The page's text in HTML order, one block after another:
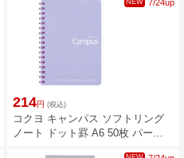
NEW 7/24up
214円 (税込)
コクヨ キャンパス ソフトリング
ノート ドット罫 A6 50枚 パープ